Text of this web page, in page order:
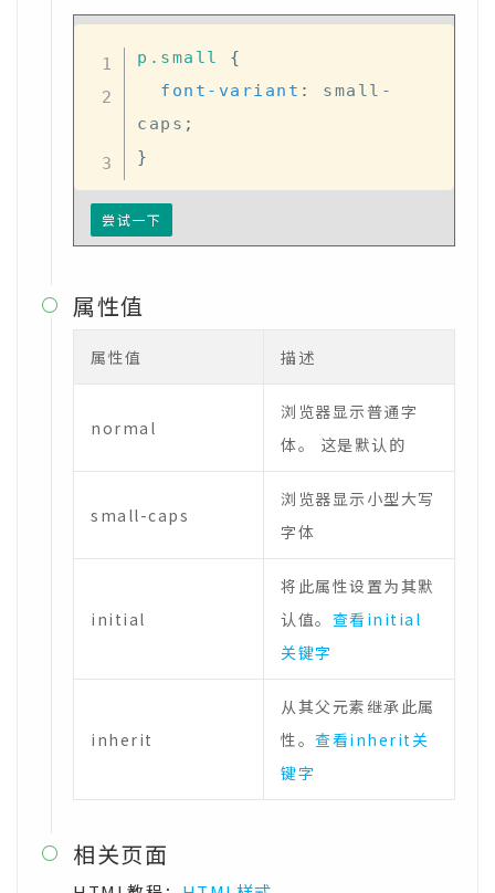
p .small
{
font-variant :
small-
caps ;
}
尝试一下
 属性值
属性值 描述
normal
浏览器显示普通字
体。 这是默认的
small-caps
浏览器显示小型大写
字体
initial
将此属性设置为其默
认值。 查看initial
关键字
inherit
从其父元素继承此属
性。 查看inherit关
键字
 相关页面